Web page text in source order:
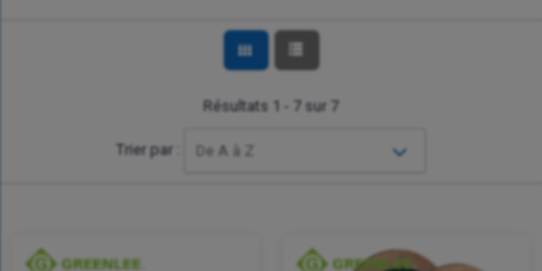
Résultats 1 - 7 sur 7
Trier par : De A à Z